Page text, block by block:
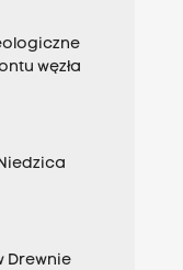
węzła
Drewnie